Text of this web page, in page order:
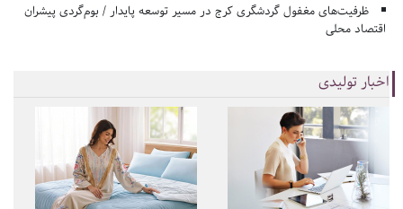
ظرفیت‌های مغفول گردشگری کرج در مسیر توسعه پایدار / بوم‌گردی پیشران
اقتصاد محلی
اخبار تولیدی